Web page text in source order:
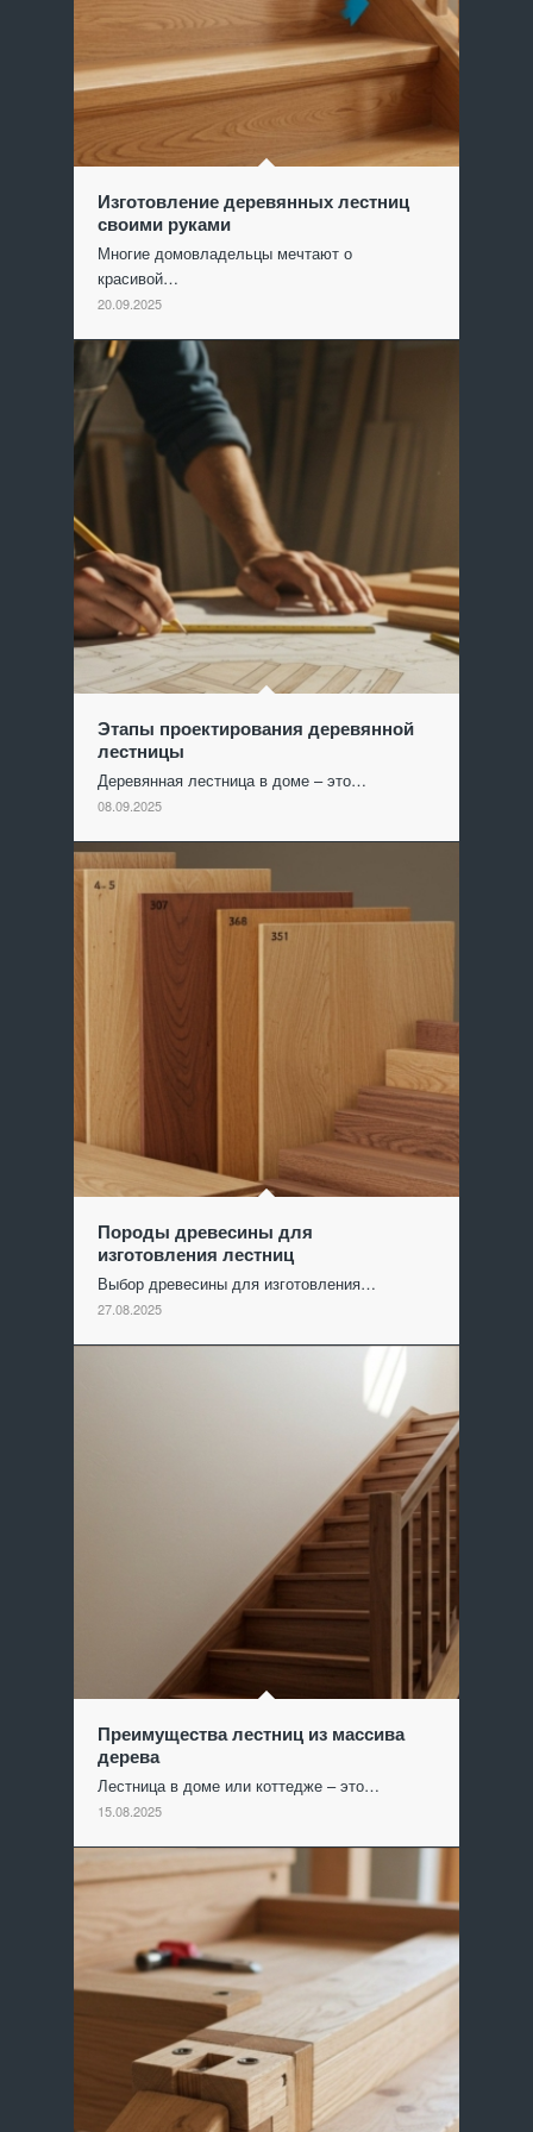
Изготовление деревянных лестниц
своими руками
Многие домовладельцы мечтают о
красивой…
20.09.2025
Этапы проектирования деревянной
лестницы
Деревянная лестница в доме – это…
08.09.2025
Породы древесины для
изготовления лестниц
Выбор древесины для изготовления…
27.08.2025
Преимущества лестниц из массива
дерева
Лестница в доме или коттедже – это…
15.08.2025